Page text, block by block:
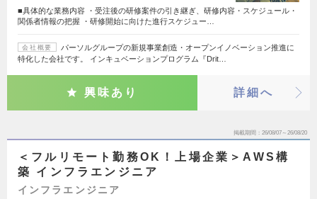
■具体的な業務内容 ・受注後の研修案件の引き継ぎ、研修内容・スケジュール・
関係者情報の把握 ・研修開始に向けた進行スケジュー…
会社概要
パーソルグループの新規事業創造・オープンイノベーション推進に
特化した会社です。 インキュベーションプログラム『Drit…
興味あり 詳細へ
掲載期間 26/08/07～26/08/20
＜フルリモート勤務OK！上場企業＞AWS構
築 インフラエンジニア
インフラエンジニア